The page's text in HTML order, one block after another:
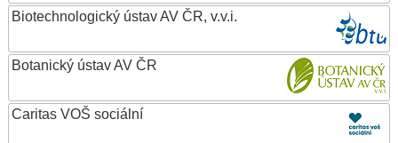
Biotechnologický ústav AV ČR, v.v.i.
Botanický ústav AV ČR
Caritas VOŠ sociální